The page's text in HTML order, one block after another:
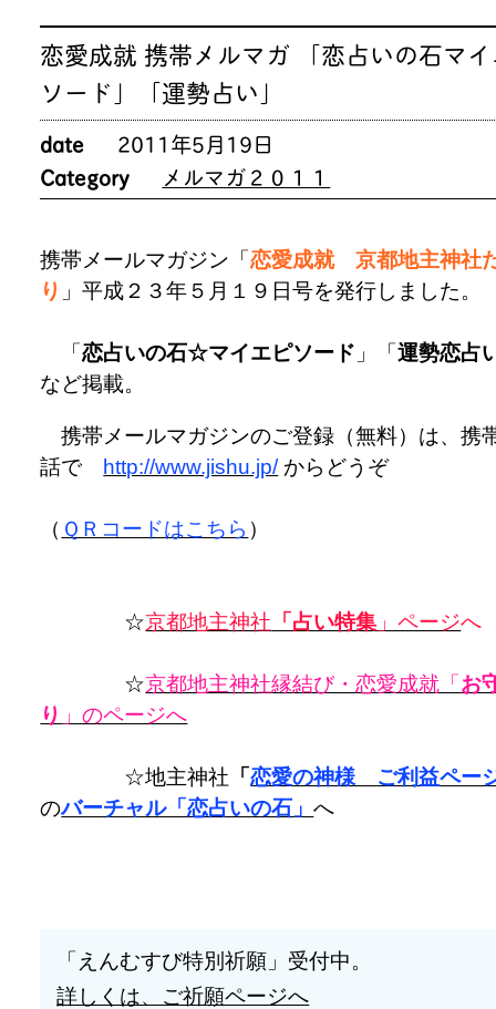
恋愛成就 携帯メルマガ 「恋占いの石マ
ソード」「運勢占い」
date
2011年5月19日
Category
メルマガ２０１１
携帯メールマガジン「恋愛成就 京都地主神社
り 」平成２３年５月１９日号を発行しました
「恋占いの石☆マイエピソード 」「運勢恋占
など掲載。
携帯メールマガジンのご登録（無料）は、携
話で http://www.jishu.jp/からどうぞ
（ ＱＲコードはこちら ）
☆京都地主神社 「占い特集 」ページへ
☆京都地主神社縁結び・恋愛成就「お
り 」のページへ
☆地主神社 「恋愛の神様 ご利益ペー
のバーチャル「恋占いの石」へ
「えんむすび特別祈願」受付中。
詳しくは、ご祈願ページへ